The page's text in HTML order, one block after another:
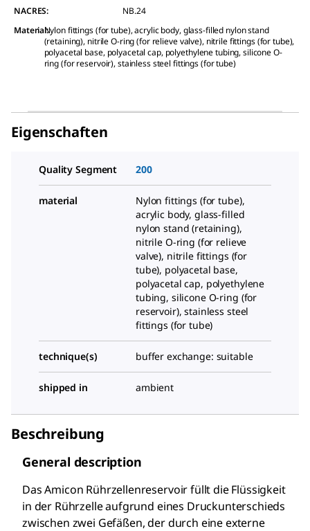
NACRES:
NB.24
Material:
Nylon fittings (for tube), acrylic body, glass-filled nylon stand
(retaining), nitrile O-ring (for relieve valve), nitrile fittings (for tube),
polyacetal base, polyacetal cap, polyethylene tubing, silicone O-
ring (for reservoir), stainless steel fittings (for tube)
Eigenschaften
Quality Segment 200
material
Nylon fittings (for tube),
acrylic body, glass-filled
nylon stand (retaining),
nitrile O-ring (for relieve
valve), nitrile fittings (for
tube), polyacetal base,
polyacetal cap, polyethylene
tubing, silicone O-ring (for
reservoir), stainless steel
fittings (for tube)
technique(s) buffer exchange: suitable
shipped in ambient
Beschreibung
General description
Das Amicon Rührzellenreservoir füllt die Flüssigkeit
in der Rührzelle aufgrund eines Druckunterschieds
zwischen zwei Gefäßen, der durch eine externe